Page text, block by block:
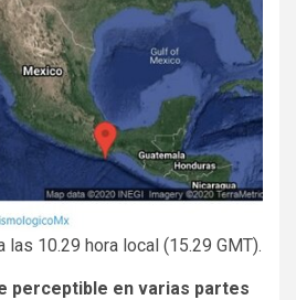
las 10.29 hora local (15.29 GMT).
perceptible en varias partes